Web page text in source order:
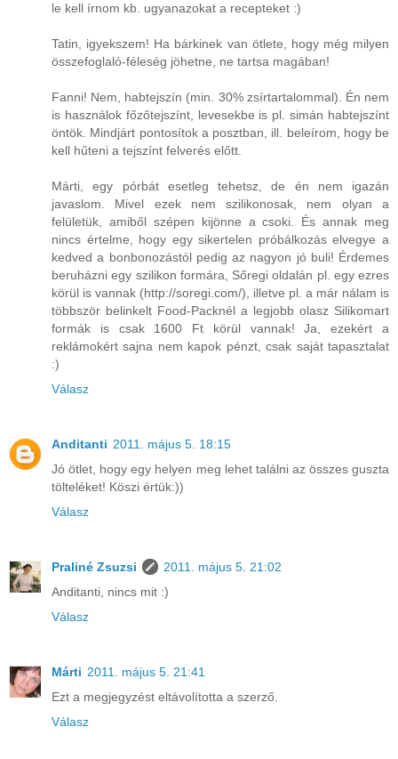
le kell írnom kb. ugyanazokat a recepteket :)
Tatin, igyekszem! Ha bárkinek van ötlete, hogy még milyen
összefoglaló-féleség jöhetne, ne tartsa magában!
Fanni! Nem, habtejszín (min. 30% zsírtartalommal). Én nem
is használok főzőtejszínt, levesekbe is pl. simán habtejszínt
öntök. Mindjárt pontosítok a posztban, ill. beleírom, hogy be
kell hűteni a tejszínt felverés előtt.
Márti, egy pórbát esetleg tehetsz, de én nem igazán
javaslom. Mivel ezek nem szilikonosak, nem olyan a
felületük, amiből szépen kijönne a csoki. És annak meg
nincs értelme, hogy egy sikertelen próbálkozás elvegye a
kedved a bonbonozástól pedig az nagyon jó buli! Érdemes
beruházni egy szilikon formára, Sőregi oldalán pl. egy ezres
körül is vannak (http://soregi.com/), illetve pl. a már nálam is
többször belinkelt Food-Packnél a legjobb olasz Silikomart
formák is csak 1600 Ft körül vannak! Ja, ezekért a
reklámokért sajna nem kapok pénzt, csak saját tapasztalat
:)
Válasz
Anditanti 2011. május 5. 18:15
Jó ötlet, hogy egy helyen meg lehet találni az összes guszta
tölteléket! Köszi értük:))
Válasz
Praliné Zsuzsi
2011. május 5. 21:02
Anditanti, nincs mit :)
Válasz
Márti 2011. május 5. 21:41
Ezt a megjegyzést eltávolította a szerző.
Válasz